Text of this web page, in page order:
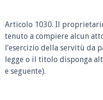
Articolo 1030. Il
tenuto a compiere alcun
l’esercizio della servitù da
legge o il titolo disponga
e seguente).